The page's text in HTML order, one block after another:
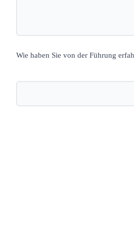
Wie haben Sie von der Führung